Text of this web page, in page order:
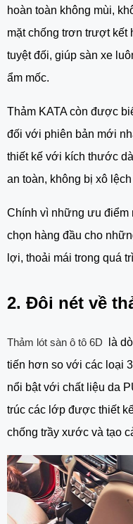
hoàn toàn không mùi,
mặt chống trơn trượt
tuyệt đối, giúp sàn xe
ẩm mốc.
Thảm KATA còn được
đối với phiên bản mới
thiết kế với kích thước
an toàn, không bị xô
Chính vì những ưu điểm
chọn hàng đầu cho
lợi, thoải mái trong quá
2. Đôi nét về
Thảm lót sàn ô tô 6D
là
tiến hơn so với các loại
nổi bật với chất liệu da
trúc các lớp được thiết
chống trầy xước và tạo